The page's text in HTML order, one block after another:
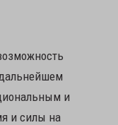
и
и силы на